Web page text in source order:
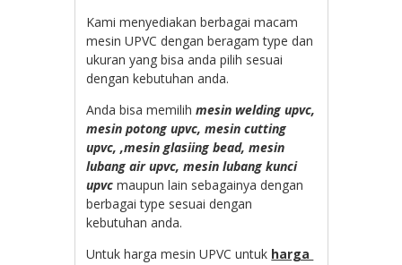
Kami menyediakan berbagai macam
mesin UPVC dengan beragam type dan
ukuran yang bisa anda pilih sesuai
dengan kebutuhan anda.
Anda bisa memilihmesin welding upvc,
mesin potong upvc, mesin cutting
upvc, ,mesin glasiing bead, mesin
lubang air upvc, mesin lubang kunci
upvc maupun lain sebagainya dengan
berbagai type sesuai dengan
kebutuhan anda.
Untuk harga mesin UPVC untuk harga